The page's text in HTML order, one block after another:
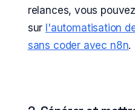
relances, vous
sur l'automatisation
sans coder avec n8n.